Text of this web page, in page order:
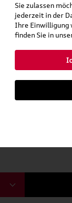
Jetzt
Sie zulassen
jederzeit in der
Ihre
finden Sie in